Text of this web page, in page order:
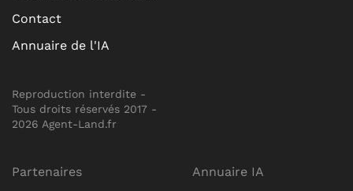
Contact
Annuaire de l'IA
Reproduction interdite -
Tous droits réservés 2017 -
2026 Agent-Land.fr
Partenaires Annuaire IA